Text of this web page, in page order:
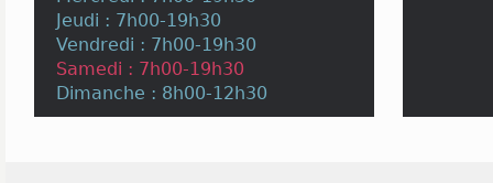
Jeudi : 7h00-19h30
Vendredi : 7h00-19h30
Samedi : 7h00-19h30
Dimanche : 8h00-12h30